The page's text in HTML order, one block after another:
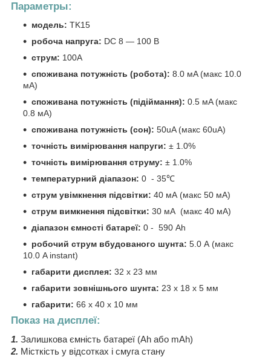
Параметры:
модель: TK15
робоча напруга: DC 8 — 100 В
струм: 100A
споживана потужність (робота): 8.0 мA (макс 10.0
мA)
споживана потужність (підіймання): 0.5 мA (макс
0.8 мA)
споживана потужність (сон): 50uA (макс 60uA)
точність вимірювання напруги: ± 1.0%
точність вимірювання струму: ± 1.0%
температурний діапазон: 0 - 35℃
струм увімкнення підсвітки: 40 мА (макс 50 мA)
струм вимкнення підсвітки: 30 мА (макс 40 мA)
діапазон ємності батареї: 0 - 590 Ah
робочий струм вбудованого шунта: 5.0 А (макс
10.0 A instant)
габарити дисплея: 32 х 23 мм
габарити зовнішнього шунта: 23 х 18 х 5 мм
габарити: 66 x 40 x 10 мм
Показ на дисплеї:
1. Залишкова ємність батареї (Ah або mAh)
2. Місткість у відсотках і смуга стану